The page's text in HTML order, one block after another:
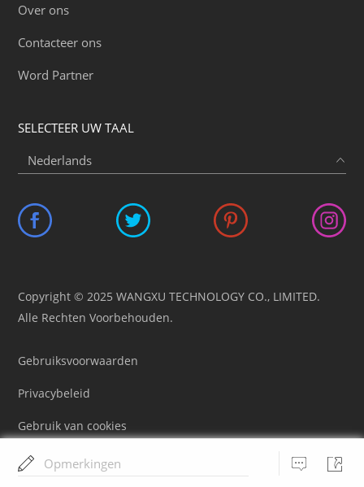
Over ons
Contacteer ons
Word Partner
SELECTEER UW TAAL
Copyright © 2025 WANGXU TECHNOLOGY CO., LIMITED.
Alle Rechten Voorbehouden.
Gebruiksvoorwaarden
Privacybeleid
Gebruik van cookies
Licentie-overeenkomst
Opmerkingen